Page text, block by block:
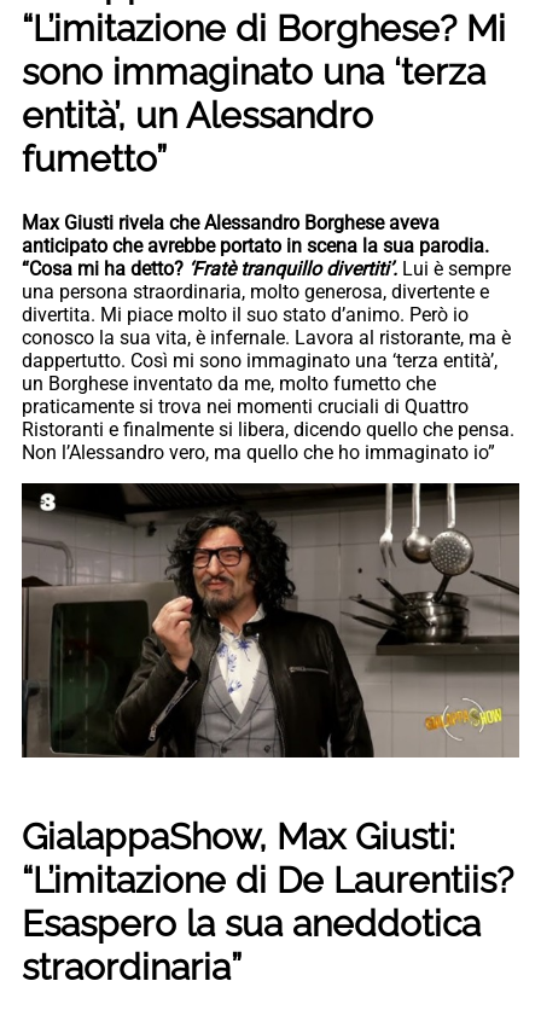
“L’imitazione di Borghese? Mi
sono immaginato una ‘terza
entità’, un Alessandro
fumetto”
Max Giusti rivela che Alessandro Borghese aveva
anticipato che avrebbe portato in scena la sua parodia.
“Cosa mi ha detto? ‘Fratè tranquillo divertiti’. Lui è sempre
una persona straordinaria, molto generosa, divertente e
divertita. Mi piace molto il suo stato d’animo. Però io
conosco la sua vita, è infernale. Lavora al ristorante, ma è
dappertutto. Così mi sono immaginato una ‘terza entità’,
un Borghese inventato da me, molto fumetto che
praticamente si trova nei momenti cruciali di Quattro
Ristoranti e finalmente si libera, dicendo quello che pensa.
Non l’Alessandro vero, ma quello che ho immaginato io”
GialappaShow, Max Giusti:
“L’imitazione di De Laurentiis?
Esaspero la sua aneddotica
straordinaria”